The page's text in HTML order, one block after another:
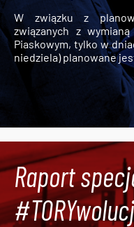
W związku z
związanych z
Piaskowym, tylko w
niedziela) planowane
Raport